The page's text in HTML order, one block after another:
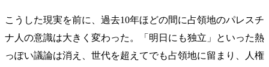
こうした現実を前に、過去10年ほどの間に占領地のパレスチ
ナ人の意識は大きく変わった。「明日にも独立」といった熱
っぽい議論は消え、世代を超えてでも占領地に留まり、人権